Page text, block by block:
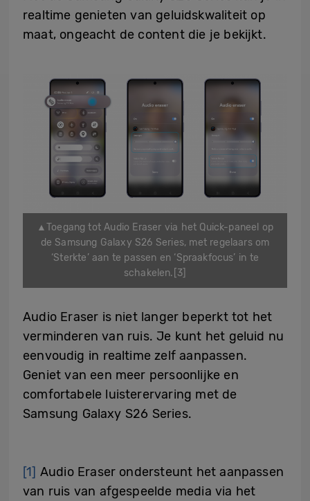
realtime genieten van geluidskwaliteit op
maat, ongeacht de content die je bekijkt.
▲Toegang tot Audio Eraser via het Quick-paneel op
de Samsung Galaxy S26 Series, met regelaars om
‘Sterkte’ aan te passen en ‘Spraakfocus’ in te
schakelen.[3]
Audio Eraser is niet langer beperkt tot het
verminderen van ruis. Je kunt het geluid nu
eenvoudig in realtime zelf aanpassen.
Geniet van een meer persoonlijke en
comfortabele luisterervaring met de
Samsung Galaxy S26 Series.
[1] Audio Eraser ondersteunt het aanpassen
van ruis van afgespeelde media via het